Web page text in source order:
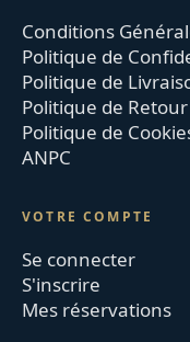
Conditions
Politique de
Politique de
Politique de Retour
Politique de
ANPC
VOTRE COMPTE
Se connecter
S'inscrire
Mes réservations